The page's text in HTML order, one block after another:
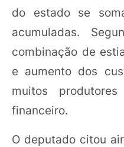
do estado se
acumuladas.
combinação de
e aumento dos
muitos
financeiro.
O deputado citou